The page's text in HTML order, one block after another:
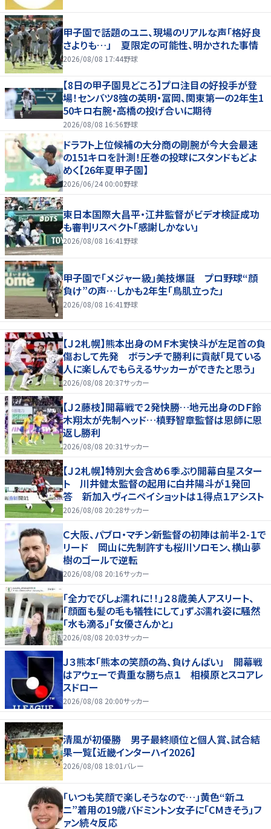
甲子園で話題のユニ、現場のリアルな声「格好良
さよりも…」 夏限定の可能性、明かされた事情
2026/08/08 17:44野球
【8日の甲子園見どころ】プロ注目の好投手が登
場！センバツ8強の英明・冨岡、関東第一の2年生1
50キロ右腕・高橋の投げ合いに期待
2026/08/08 16:56野球
ドラフト上位候補の大分商の剛腕が今大会最速
の151キロを計測！圧巻の投球にスタンドもどよ
めく【26年夏甲子園】
2026/06/24 00:00野球
東日本国際大昌平・江井監督がビデオ検証成功
も審判リスペクト「感謝しかない」
2026/08/08 16:41 野球
甲子園で「メジャー級」美技爆誕 プロ野球“顔
負け”の声…しかも2年生「鳥肌立った」
2026/08/08 16:41 野球
【Ｊ２札幌】熊本出身のＭＦ木実快斗が左足首の負
傷おして先発 ボランチで勝利に貢献「見ている
人に楽しんでもらえるサッカーができたと思う」
2026/08/08 20:37サッカー
【Ｊ２藤枝】開幕戦で２発快勝…地元出身のＤＦ鈴
木翔太が先制ヘッド…槙野智章監督は恩師に恩
返し勝利
2026/08/08 20:31サッカー
【Ｊ２札幌】特別大会含め６季ぶり開幕白星スター
ト 川井健太監督の起用に白井陽斗が１発回
答 新加入ヴィニペイショットは１得点１アシスト
2026/08/08 20:28サッカー
Ｃ大阪、パブロ・マチン新監督の初陣は前半２-１で
リード 岡山に先制許すも桜川ソロモン、横山夢
樹のゴールで逆転
2026/08/08 20:16サッカー
「全力でびしょ濡れに！！」２８歳美人アスリート、
「顔面も髪の毛も犠牲にして」ずぶ濡れ姿に騒然
「水も滴る」「女優さんかと」
2026/08/08 20:03サッカー
Ｊ３熊本「熊本の笑顔の為、負けんばい」 開幕戦
はアウェーで貴重な勝ち点１ 相模原とスコアレ
スドロー
2026/08/08 20:00サッカー
清風が初優勝 男子最終順位と個人賞、試合結
果一覧【近畿インターハイ2026】
2026/08/08 18:01 バレー
「いつも笑顔で楽しそうなので…」黄色“新ユ
ニ”着用の19歳バドミントン女子に「CMきそう」フ
ァン続々反応